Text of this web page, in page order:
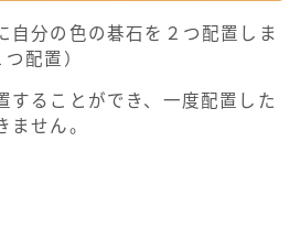
自分の色の碁石を２つ配置しま
配置）
することができ、一度配置した
ません。